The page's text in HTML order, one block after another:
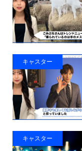
キャスター
キャスター